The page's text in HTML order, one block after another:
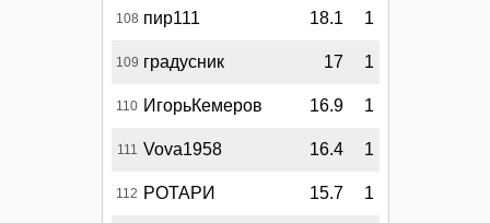
108 пир111 18.1 1
109 градусник 17 1
110 ИгорьКемеров 16.9 1
111 Vova1958 16.4 1
112 РОТАРИ 15.7 1